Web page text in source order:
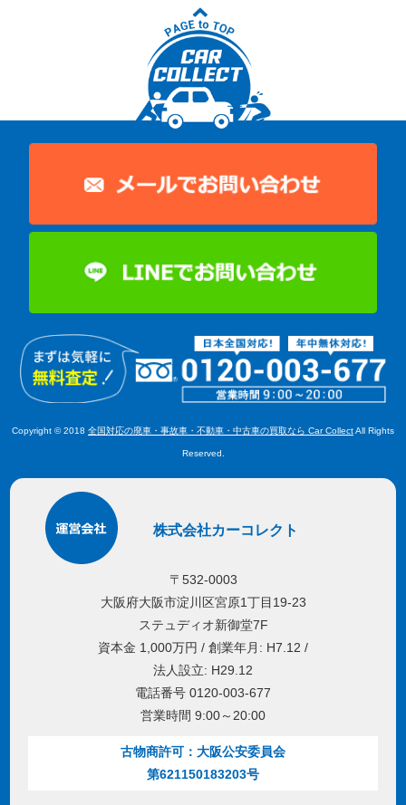
Copyright © 2018 全国対応の廃車・事故車・不動車・中古車の買取なら Car CollectAll Rights
Reserved.
株式会社カーコレクト
〒532-0003
大阪府大阪市淀川区宮原1丁目19-23
ステュディオ新御堂7F
資本金 1,000万円 / 創業年月: H7.12 /
法人設立: H29.12
電話番号 0120-003-677
営業時間 9:00～20:00
古物商許可：大阪公安委員会
第621150183203号